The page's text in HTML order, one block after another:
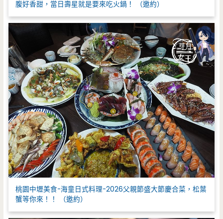
腹好香甜，當日壽星就是要來吃火鍋！ （邀約）
桃園中壢美食-海童日式料理-2026父親節盛大節慶合菜，松葉
蟹等你來！！ （邀約）